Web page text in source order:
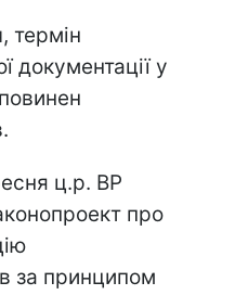
термін
документації у
ц.р. ВР
про
за принципом